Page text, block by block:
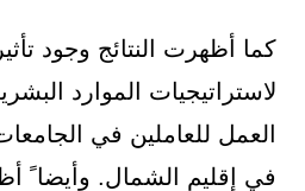
كما أظهرت النتائج وجود
لاستراتيجيات الموارد
العمل للعاملين في
في إقليم الشمال. وأيضاﹰ